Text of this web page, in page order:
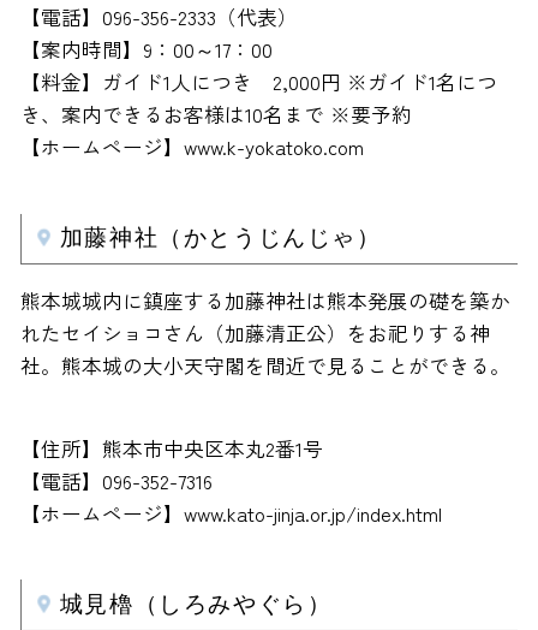
【電話】096-356-2333（代表）
【案内時間】9：00～17：00
【料金】ガイド1人につき 2,000円 ※ガイド1名につ
き、案内できるお客様は10名まで ※要予約
【ホームページ】www.k-yokatoko.com
加藤神社（かとうじんじゃ）
熊本城城内に鎮座する加藤神社は熊本発展の礎を築か
れたセイショコさん（加藤清正公）をお祀りする神
社。熊本城の大小天守閣を間近で見ることができる。
【住所】熊本市中央区本丸2番1号
【電話】096-352-7316
【ホームページ】www.kato-jinja.or.jp/index.html
城見櫓（しろみやぐら）